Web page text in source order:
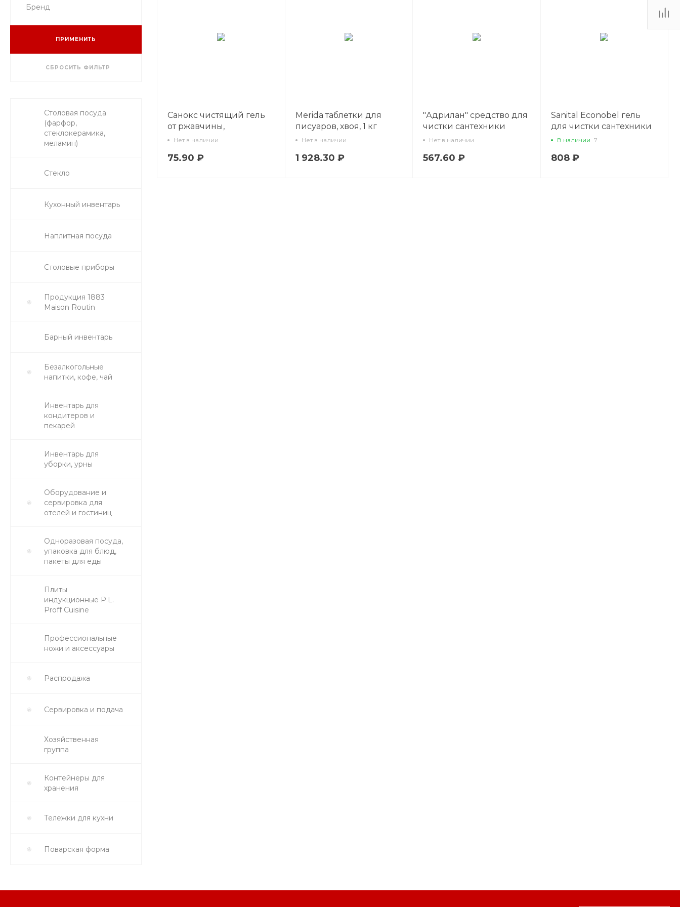
Бренд
ПРИМЕНИТЬ
СБРОСИТЬ ФИЛЬТР
Столовая посуда
(фарфор,
стеклокерамика,
меламин)
Стекло
Кухонный инвентарь
Наплитная посуда
Столовые приборы
Продукция 1883
Maison Routin
Барный инвентарь
Безалкогольные
напитки, кофе, чай
Инвентарь для
кондитеров и
пекарей
Инвентарь для
уборки, урны
Оборудование и
сервировка для
отелей и гостиниц
Одноразовая посуда,
упаковка для блюд,
пакеты для еды
Плиты
индукционные P.L.
Proff Cuisine
Профессиональные
ножи и аксессуары
Распродажа
Сервировка и подача
Хозяйственная
группа
Контейнеры для
хранения
Тележки для кухни
Поварская форма
Санокс чистящий гель
от ржавчины,
известковых,
отложений, 750 мл
Нет в наличии
75.90 ₽
Merida таблетки для
писуаров, хвоя, 1 кг
Нет в наличии
1 928.30 ₽
"Адрилан" средство для
чистки сантехники
(удаление ржавчины,
Нет в наличии
567.60 ₽
Sanital Econobel гель
для чистки сантехники
и кафеля, 5 л
В наличии 7
808 ₽